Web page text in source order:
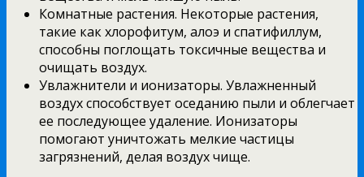
Комнатные растения. Некоторые растения,
такие как хлорофитум, алоэ и спатифиллум,
способны поглощать токсичные вещества и
очищать воздух.
Увлажнители и ионизаторы. Увлажненный
воздух способствует оседанию пыли и облегчает
ее последующее удаление. Ионизаторы
помогают уничтожать мелкие частицы
загрязнений, делая воздух чище.